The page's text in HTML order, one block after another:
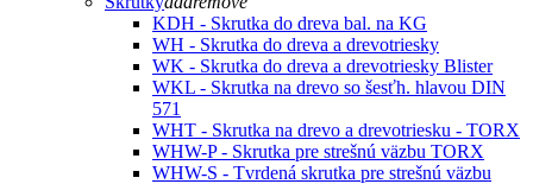
KDH - Skrutka do dreva bal. na KG
WH - Skrutka do dreva a drevotriesky
WK - Skrutka do dreva a drevotriesky Blister
WKL - Skrutka na drevo so šesťh. hlavou DIN
571
WHT - Skrutka na drevo a drevotriesku - TORX
WHW-P - Skrutka pre strešnú väzbu TORX
WHW-S - Tvrdená skrutka pre strešnú väzbu